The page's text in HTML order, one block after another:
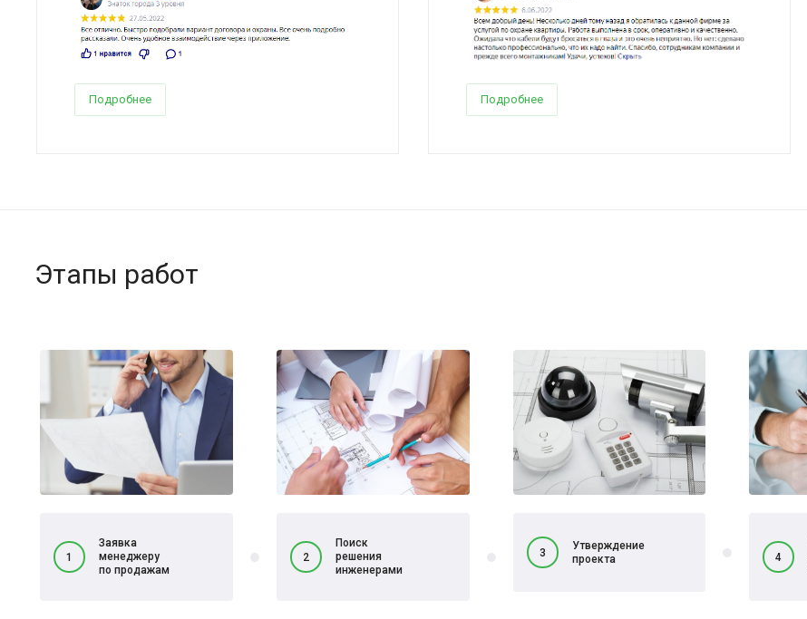
Подробнее Подробнее
Этапы работ
1
Заявка
менеджеру
по продажам
2
Поиск
решения
инженерами
3
Утверждение
проекта
4